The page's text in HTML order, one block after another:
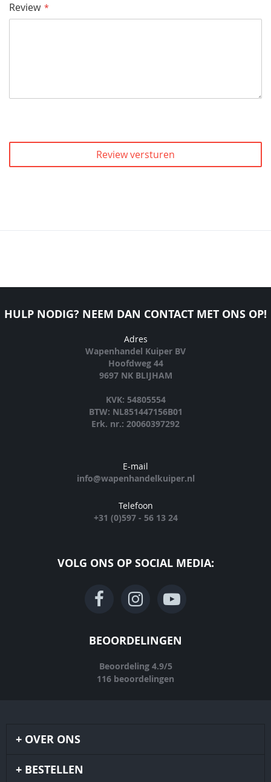
Review
Review versturen
HULP NODIG? NEEM DAN CONTACT MET ONS OP!
Adres
Wapenhandel Kuiper BV
Hoofdweg 44
9697 NK BLIJHAM
KVK: 54805554
BTW: NL851447156B01
Erk. nr.: 20060397292
E-mail
info@wapenhandelkuiper.nl
Telefoon
+31 (0)597 - 56 13 24
VOLG ONS OP SOCIAL MEDIA:
BEOORDELINGEN
Beoordeling 4.9/5
116 beoordelingen
OVER ONS
BESTELLEN